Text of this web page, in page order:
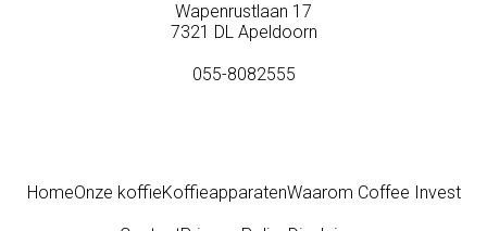
Wapenrustlaan 17
7321 DL Apeldoorn
055-8082555
HomeOnze koffieKoffieapparatenWaarom Coffee Invest